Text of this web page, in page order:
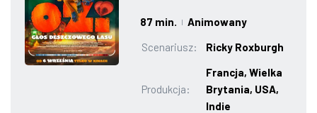
W KINACH
GASTRONOMIA
87 min. | Animowany
Scenariusz:
Ricky Roxburgh
Produkcja:
Francja, Wielka
Brytania, USA,
Indie